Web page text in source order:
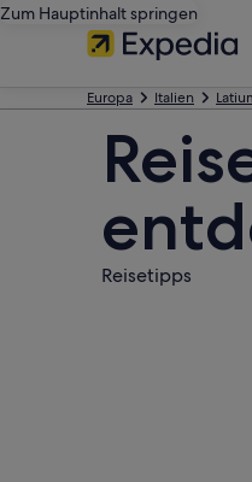
Zum Hauptinhalt springen
Europa Italien
Reisetipps